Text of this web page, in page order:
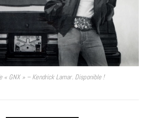
« GNX » – Kendrick Lamar. Disponible !